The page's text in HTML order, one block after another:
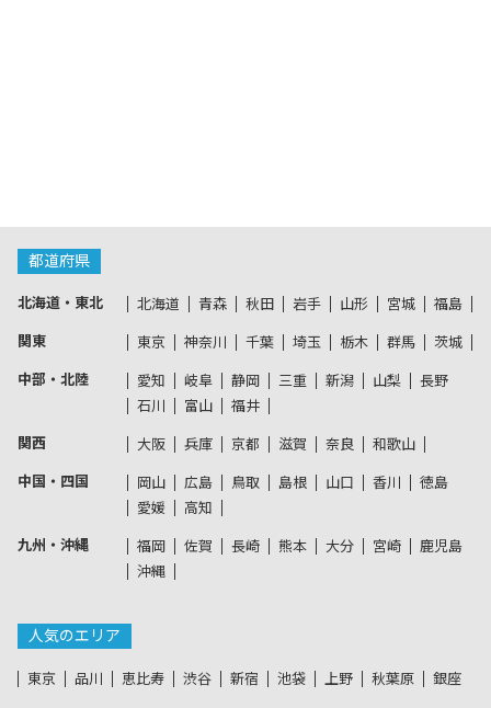
都道府県
北海道・東北 北海道 青森 秋田 岩手 山形 宮城 福島
関東 東京 神奈川 千葉 埼玉 栃木 群馬 茨城
中部・北陸 愛知 岐阜 静岡 三重 新潟 山梨
長野
石川
富山 福井
関西 大阪 兵庫 京都 滋賀 奈良 和歌山
中国・四国 岡山 広島 鳥取 島根 山口 香川
徳島
愛媛
高知
九州・沖縄 福岡 佐賀 長崎 熊本 大分 宮崎
鹿児島
沖縄
人気のエリア
東京 品川 恵比寿 渋谷 新宿 池袋 上野 秋葉原 銀座